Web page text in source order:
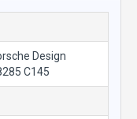
Design
C145